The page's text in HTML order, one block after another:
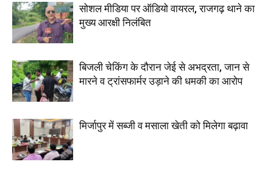
सोशल मीडिया पर ऑडियो वायरल, राजगढ़ थाने का
मुख्य आरक्षी निलंबित
बिजली चेकिंग के दौरान जेई से अभद्रता, जान से
मारने व ट्रांसफार्मर उड़ाने की धमकी का आरोप
मिर्जापुर में सब्जी व मसाला खेती को मिलेगा बढ़ावा